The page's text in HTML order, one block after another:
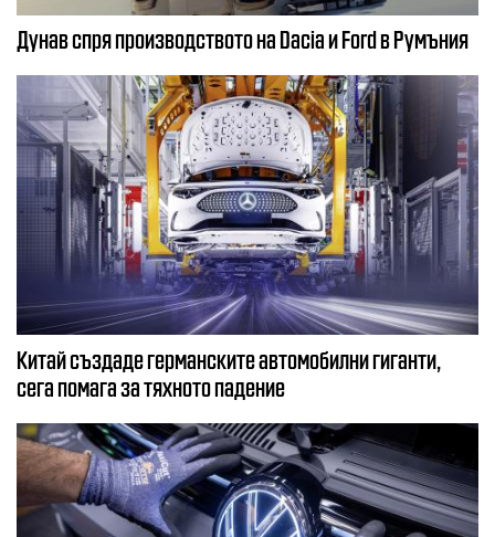
Дунав спря производството на Dacia и Ford в Румъния
Китай създаде германските автомобилни гиганти,
сега помага за тяхното падение